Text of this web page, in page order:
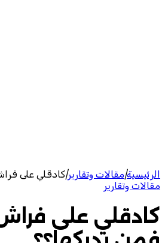
الرئيسية|مقالات وتقارير|كادقلي على
مقالات وتقارير
كادقلي على